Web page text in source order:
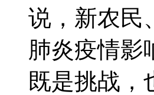
说，新农民
肺炎疫情影
既是挑战，